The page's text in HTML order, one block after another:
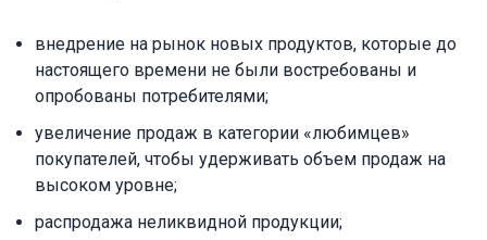
внедрение на рынок новых продуктов, которые до
настоящего времени не были востребованы и
опробованы потребителями;
увеличение продаж в категории «любимцев»
покупателей, чтобы удерживать объем продаж на
высоком уровне;
распродажа неликвидной продукции;